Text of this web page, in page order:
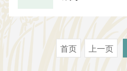
首页 上一页